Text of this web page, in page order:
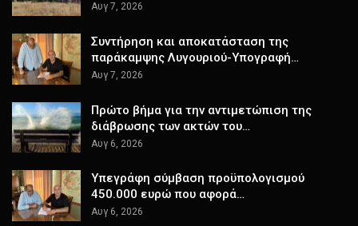
Αυγ 7, 2026
Συντήρηση και αποκατάσταση της
παράκαμψης Λυγουριού-Υπογραφή…
Αυγ 7, 2026
Πρώτο βήμα για την αντιμετώπιση της
διάβρωσης των ακτών του…
Αυγ 6, 2026
Υπεγράφη σύμβαση προϋπολογισμού
450.000 ευρώ που αφορά…
Αυγ 6, 2026